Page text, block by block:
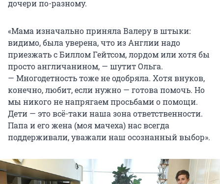
дочери по-разному.
«Мама изначально приняла Валеру в штыки:
видимо, была уверена, что из Англии надо
приезжать с Биллом Гейтсом, лордом или хотя бы
просто англичанином, — шутит Ольга.
— Многодетность тоже не одобряла. Хотя внуков,
конечно, любит, если нужно — готова помочь. Но
мы никого не напрягаем просьбами о помощи.
Дети — это всё-таки наша зона ответственности.
Папа и его жена (моя мачеха) нас всегда
поддерживали, уважали наш осознанный выбор».